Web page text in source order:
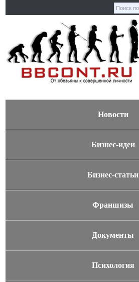
Новости
Бизнес-идеи
Бизнес-статьи
Франшизы
Документы
Психология